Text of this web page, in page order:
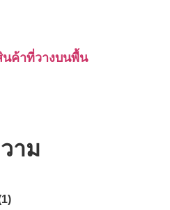
ค้าที่วางบนพื้น
าม